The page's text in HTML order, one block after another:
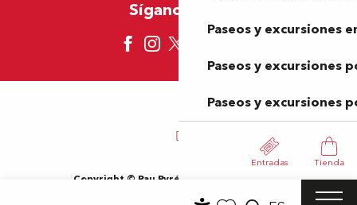
Paseos y excursiones
Paseos y excursiones
Paseos y excursiones
Entradas Tienda
Síganos aquí
Copyright © Pau Pyrénées Tourisme 2024
Condiciones de uso